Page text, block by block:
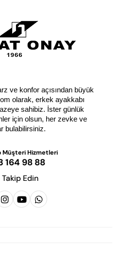
ve konfor açısından büyük
olarak, erkek ayakkabı
sahibiz. İster günlük
için olsun, her zevke ve
bulabilirsiniz.
Müşteri Hizmetleri
164 98 88
Takip Edin